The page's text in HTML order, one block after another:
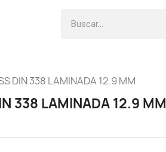
DIN 338 LAMINADA 12.9 MM
338 LAMINADA 12.9 MM